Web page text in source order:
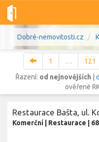
Dobré-nemovitosti.cz
1 … 121
Řazení: od nejnovějších
ověřené
Restaurace Bašta, ul.
Komerční Restaurace